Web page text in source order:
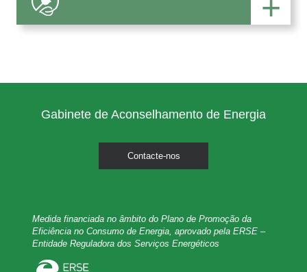
Gabinete de Aconselhamento de Energia
Contacte-nos
Medida financiada no âmbito do Plano de Promoção da
Eficiência no Consumo de Energia, aprovado pela ERSE –
Entidade Reguladora dos Serviços Energéticos